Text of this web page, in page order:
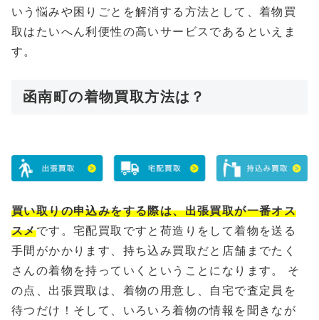
いう悩みや困りごとを解消する方法として、着物買
取はたいへん利便性の高いサービスであるといえま
す。
函南町の着物買取方法は？
買い取りの申込みをする際は、出張買取が一番オス
スメです。宅配買取ですと荷造りをして着物を送る
手間がかかります、持ち込み買取だと店舗までたく
さんの着物を持っていくということになります。 そ
の点、出張買取は、着物の用意し、自宅で査定員を
待つだけ！そして、いろいろ着物の情報を聞きなが